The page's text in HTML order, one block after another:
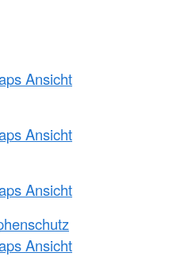
Ansicht
Ansicht
Ansicht
Ansicht